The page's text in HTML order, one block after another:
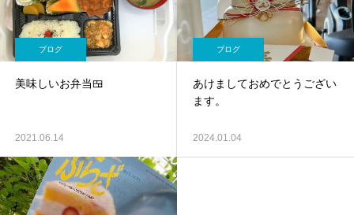
ブログ
美味しいお弁当🍱
2021.06.14
ブログ
あけましておめでとうござい
ます。
2024.01.04